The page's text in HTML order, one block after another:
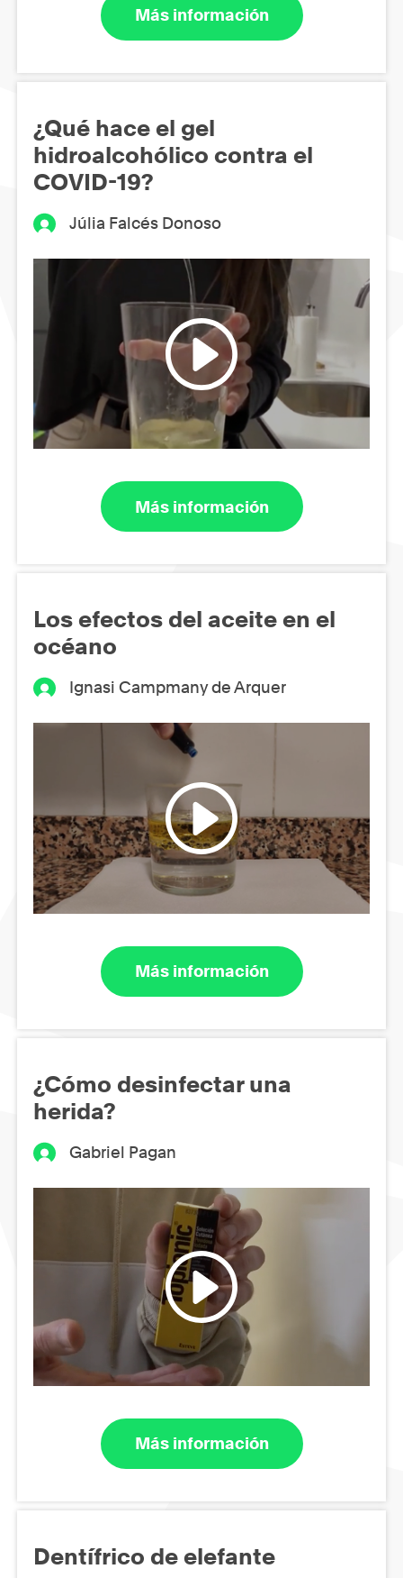
Más información
¿Qué hace el gel
hidroalcohólico contra el
COVID-19?
Júlia Falcés Donoso
Más información
Los efectos del aceite en el
océano
Ignasi Campmany de Arquer
Más información
¿Cómo desinfectar una
herida?
Gabriel Pagan
Más información
Dentífrico de elefante